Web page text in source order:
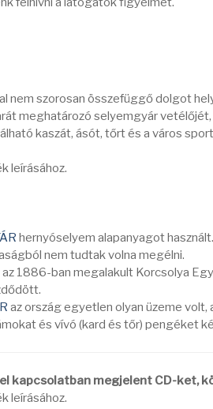
nem szorosan összefüggő dolgot
meghatározó selyemgyár
kaszát, ásót, tőrt és a város
leírásához.
hernyóselyem alapanyagot
nem tudtak volna megélni.
az 1886-ban megalakult Korcsolya
az ország egyetlen olyan üzeme
és vívó (kard és tőr) pengéket
kapcsolatban megjelent CD-ket,
leírásához.